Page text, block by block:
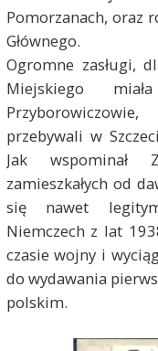
Pomorzanach, oraz
Głównego.
Ogromne zasługi,
Miejskiego
przebywali w
Jak wspominał
zamieszkałych od
się nawet
Niemczech z lat
czasie wojny i
do wydawania
polskim.